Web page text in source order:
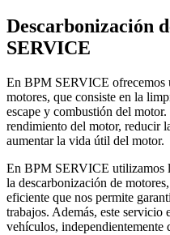
Descarbonización
SERVICE
En BPM SERVICE ofrecemos
motores, que consiste en la
escape y combustión del
rendimiento del motor, reducir
aumentar la vida útil del motor.
En BPM SERVICE utilizamos
la descarbonización de
eficiente que nos permite
trabajos. Además, este
vehículos, independientemente